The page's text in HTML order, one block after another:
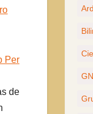
Per
de